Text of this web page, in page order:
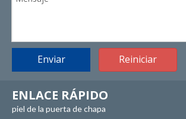
Enviar Reiniciar
ENLACE RÁPIDO
piel de la puerta de chapa